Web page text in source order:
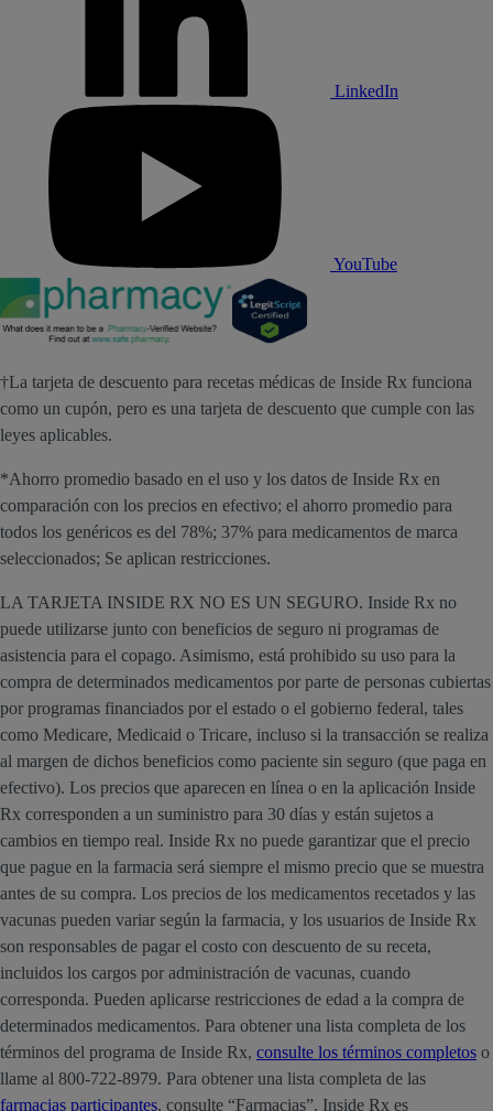
LinkedIn
YouTube
†La tarjeta de descuento para recetas médicas de Inside Rx funciona
como un cupón, pero es una tarjeta de descuento que cumple con las
leyes aplicables.
*Ahorro promedio basado en el uso y los datos de Inside Rx en
comparación con los precios en efectivo; el ahorro promedio para
todos los genéricos es del 78%; 37% para medicamentos de marca
seleccionados; Se aplican restricciones.
LA TARJETA INSIDE RX NO ES UN SEGURO. Inside Rx no
puede utilizarse junto con beneficios de seguro ni programas de
asistencia para el copago. Asimismo, está prohibido su uso para la
compra de determinados medicamentos por parte de personas cubiertas
por programas financiados por el estado o el gobierno federal, tales
como Medicare, Medicaid o Tricare, incluso si la transacción se realiza
al margen de dichos beneficios como paciente sin seguro (que paga en
efectivo). Los precios que aparecen en línea o en la aplicación Inside
Rx corresponden a un suministro para 30 días y están sujetos a
cambios en tiempo real. Inside Rx no puede garantizar que el precio
que pague en la farmacia será siempre el mismo precio que se muestra
antes de su compra. Los precios de los medicamentos recetados y las
vacunas pueden variar según la farmacia, y los usuarios de Inside Rx
son responsables de pagar el costo con descuento de su receta,
incluidos los cargos por administración de vacunas, cuando
corresponda. Pueden aplicarse restricciones de edad a la compra de
determinados medicamentos. Para obtener una lista completa de los
términos del programa de Inside Rx, consulte los términos completos o
llame al 800-722-8979. Para obtener una lista completa de las
farmacias participantes, consulte “Farmacias”. Inside Rx es